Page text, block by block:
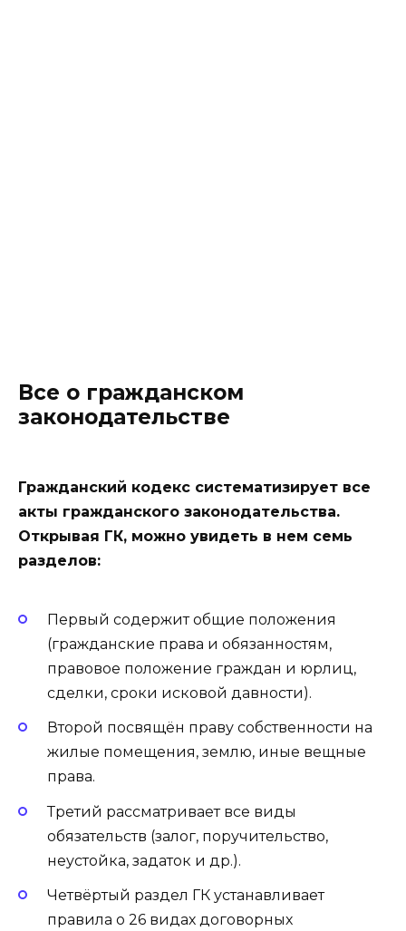
Все о гражданском
законодательстве
Гражданский кодекс систематизирует все
акты гражданского законодательства.
Открывая ГК, можно увидеть в нем семь
разделов:
Первый содержит общие положения
(гражданские права и обязанностям,
правовое положение граждан и юрлиц,
сделки, сроки исковой давности).
Второй посвящён праву собственности на
жилые помещения, землю, иные вещные
права.
Третий рассматривает все виды
обязательств (залог, поручительство,
неустойка, задаток и др.).
Четвёртый раздел ГК устанавливает
правила о 26 видах договорных